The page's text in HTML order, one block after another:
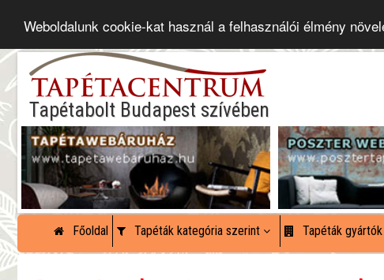
Weboldalunk cookie-kat használ a felhasználói élmény
Tapétabolt Budapest szívében
Főoldal Tapéták kategória szerint Tapéták